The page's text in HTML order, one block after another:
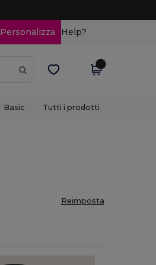
Personalizza Help?
Basic Tutti i prodotti
Reimposta